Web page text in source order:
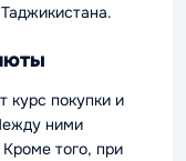
курс покупки и
ними
того, при